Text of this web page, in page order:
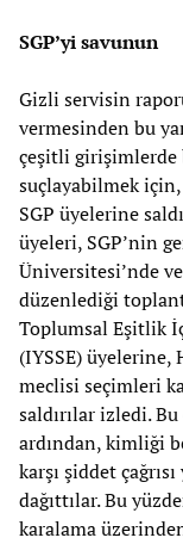
SGP’yi savunun
Gizli servisin
vermesinden bu
çeşitli girişimlerde
suçlayabilmek için,
SGP üyelerine
üyeleri, SGP’nin
Üniversitesi’nde
düzenlediği
Toplumsal Eşitlik
(IYSSE)
meclisi seçimleri
saldırılar izledi. Bu
ardından, kimliği
karşı şiddet
dağıttılar. Bu
karalama